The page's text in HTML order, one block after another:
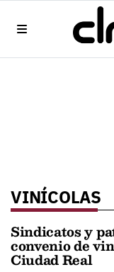
VINÍCOLAS
Sindicatos y
convenio de
Ciudad Real